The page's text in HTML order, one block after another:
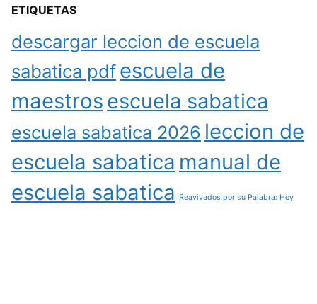
ETIQUETAS
descargar leccion de escuela
sabatica pdfescuela de
maestros escuela sabatica
escuela sabatica 2026 leccion de
escuela sabatica manual de
escuela sabatica
Reavivados por su Palabra: Hoy